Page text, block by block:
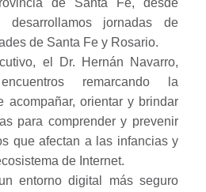
desarrollamos jornadas de
de Santa Fe y Rosario.
el Dr. Hernán Navarro,
remarcando la
acompañar, orientar y brindar
para comprender y prevenir
que afectan a las infancias y
de Internet.
entorno digital más seguro